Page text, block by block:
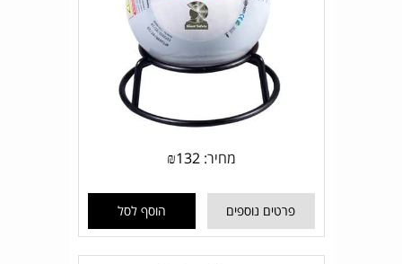
מחיר: ₪132
פרטים נוספים הוסף לסל